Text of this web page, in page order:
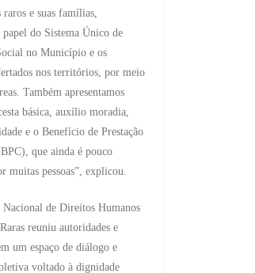
raros e suas famílias,
papel do Sistema Único de
no Município e os
nos territórios, por meio
Também apresentamos
básica, auxílio moradia,
e o Benefício de Prestação
que ainda é pouco
muitas pessoas”, explicou.
Nacional de Direitos Humanos
reuniu autoridades e
um espaço de diálogo e
voltado à dignidade